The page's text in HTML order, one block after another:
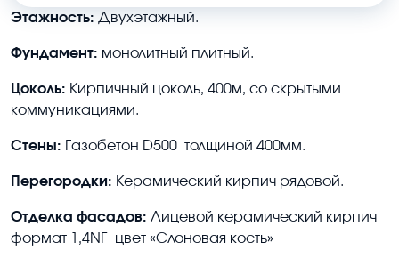
Этажность: Двухэтажный.
Фундамент: монолитный плитный.
Цоколь: Кирпичный цоколь, 400м, со скрытыми
коммуникациями.
Стены: Газобетон D500 толщиной 400мм.
Перегородки: Керамический кирпич рядовой.
Отделка фасадов: Лицевой керамический кирпич
формат 1,4NF цвет «Слоновая кость»